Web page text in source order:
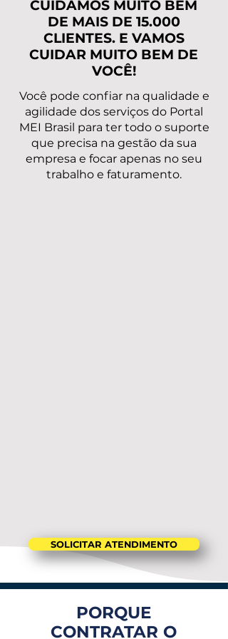
CUIDAMOS MUITO BEM
DE MAIS DE 15.000
CLIENTES. E VAMOS
CUIDAR MUITO BEM DE
VOCÊ!
Você pode confiar na qualidade e
agilidade dos serviços do Portal
MEI Brasil para ter todo o suporte
que precisa na gestão da sua
empresa e focar apenas no seu
trabalho e faturamento.
SOLICITAR ATENDIMENTO
PORQUE
CONTRATAR O